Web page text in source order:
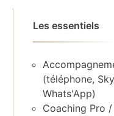
Les essentiels
(téléphone,
Whats'App)
Coaching Pro /